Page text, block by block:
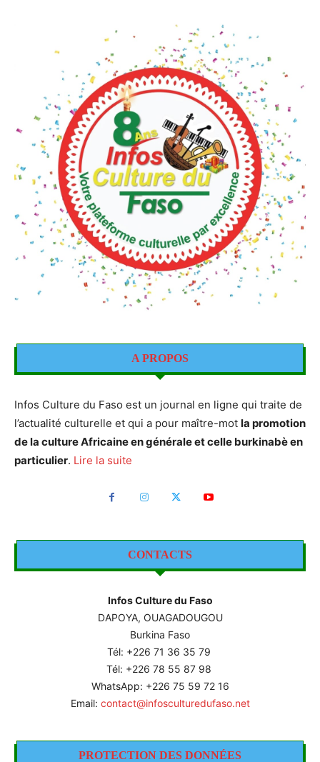
A PROPOS
Infos Culture du Faso est un journal en ligne qui traite de
l’actualité culturelle et qui a pour maître-mot la promotion
de la culture Africaine en générale et celle burkinabè en
particulier. Lire la suite
CONTACTS
Infos Culture du Faso
DAPOYA, OUAGADOUGOU
Burkina Faso
Tél: +226 71 36 35 79
Tél: +226 78 55 87 98
WhatsApp: +226 75 59 72 16
Email: contact@infosculturedufaso.net
PROTECTION DES DONNÉES